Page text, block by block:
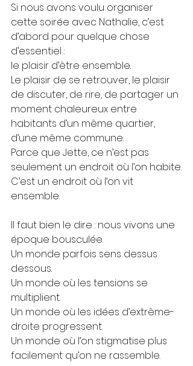
Si nous avons voulu organiser
cette soirée avec Nathalie, c’est
d’abord pour quelque chose
d’essentiel :
le plaisir d’être ensemble.
Le plaisir de se retrouver, le plaisir
de discuter, de rire, de partager un
moment chaleureux entre
habitants d’un même quartier,
d’une même commune.
Parce que Jette, ce n’est pas
seulement un endroit où l’on habite.
C’est un endroit où l’on vit
ensemble.
Il faut bien le dire : nous vivons une
époque bousculée.
Un monde parfois sens dessus
dessous.
Un monde où les tensions se
multiplient.
Un monde où les idées d’extrême-
droite progressent.
Un monde où l’on stigmatise plus
facilement qu’on ne rassemble.